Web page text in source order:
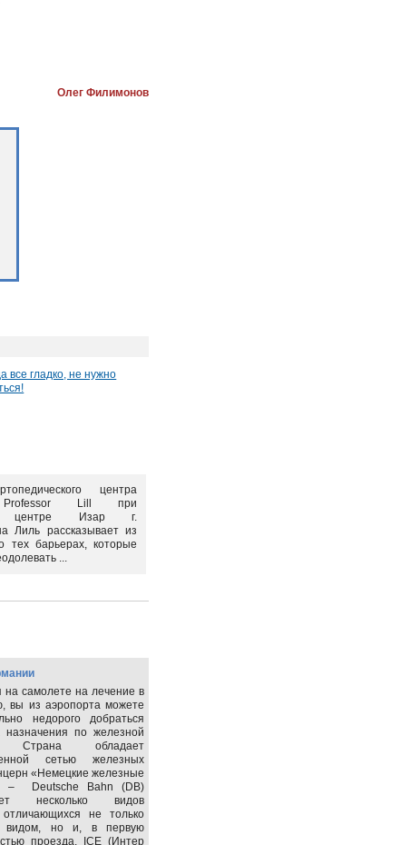
Олег Филимонов
все гладко, не нужно
центра
Professor Lill при
центре Изар г.
Лиль рассказывает из
тех барьерах, которые
...
на самолете на лечение в
вы из аэропорта можете
недорого добраться
назначения по железной
Страна обладает
сетью железных
«Немецкие железные
– Deutsche Bahn (DB)
несколько видов
отличающихся не только
видом, но и, в первую
проезда. ICE (Интер